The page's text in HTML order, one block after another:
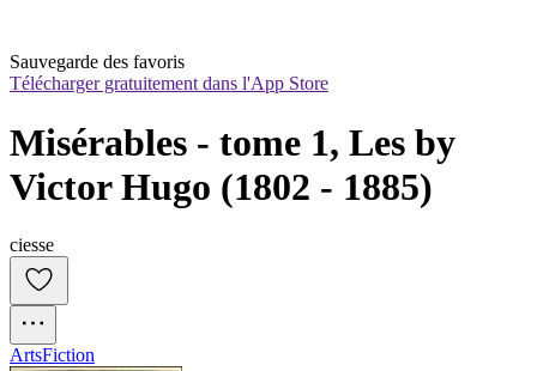
Sauvegarde des favoris
Télécharger gratuitement dans l'App Store
Misérables - tome 1, Les by
Victor Hugo (1802 - 1885)
ciesse
ArtsFiction